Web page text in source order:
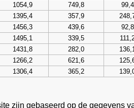
1054,9 749,8 99,4
1395,4 357,9
1456,3 439,6 92,8
1495,1 339,5
1431,8 282,0
1266,2 621,6
1306,4 365,2
zijn gebaseerd op de gegevens